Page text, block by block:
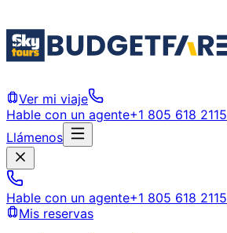
Ver mi viaje
Hable con un agente+1 805 618 2115
Llámenos
Hable con un agente+1 805 618 2115
Mis reservas